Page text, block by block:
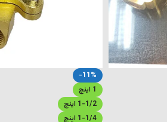
-11%
1 اینچ
1-1/2 اینچ
1-1/4 اینچ